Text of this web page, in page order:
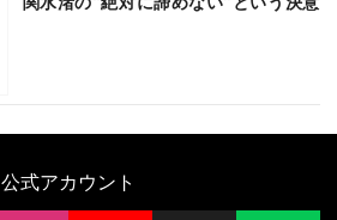
公式アカウント